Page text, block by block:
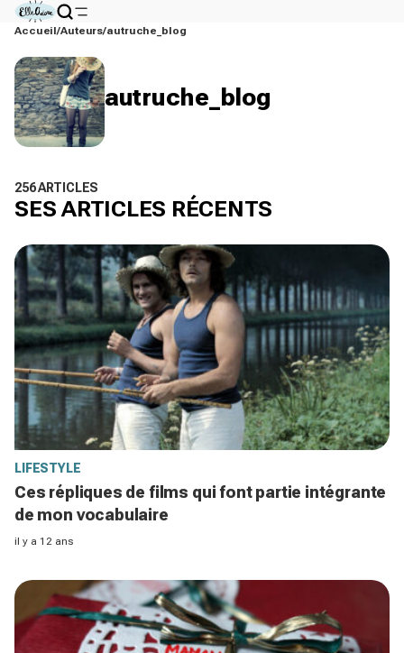
Accueil Auteurs autruche_blog
autruche_blog
256 ARTICLES
SES ARTICLES RÉCENTS
LIFESTYLE
Ces répliques de films qui font partie intégrante
de mon vocabulaire
il y a 12 ans